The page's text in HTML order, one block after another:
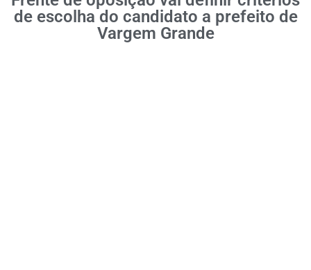
de escolha do candidato a prefeito de
Vargem Grande